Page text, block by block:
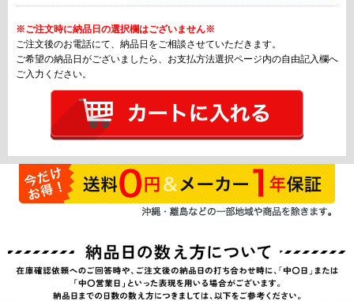
※ご注文時に納品日の選択欄はございません※
ご注文後のお電話にて、納品日をご相談させていただきます。
ご希望の納品日がございましたら、お支払方法選択ページ内の自由記入欄へ
ご入力ください。